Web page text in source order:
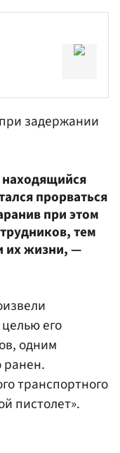
задержании
находящийся
прорваться
при этом
тем
их жизни, —
его
одним
ранен.
транспортного
пистолет».